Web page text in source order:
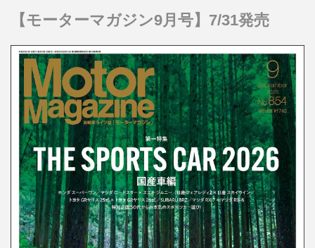
【モーターマガジン9月号】7/31発売